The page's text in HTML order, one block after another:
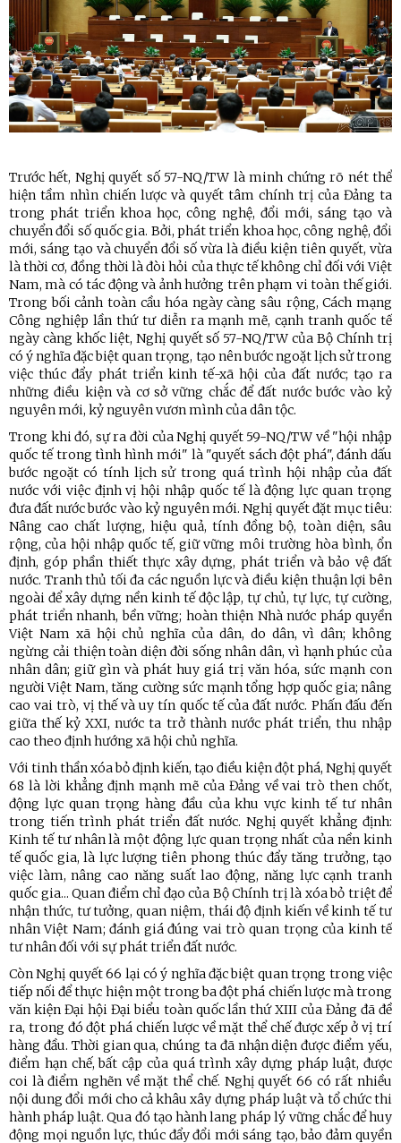
Trước hết, Nghị quyết số 57-NQ/TW là minh chứng rõ nét thể
hiện tầm nhìn chiến lược và quyết tâm chính trị của Đảng ta
trong phát triển khoa học, công nghệ, đổi mới, sáng tạo và
chuyển đổi số quốc gia. Bởi, phát triển khoa học, công nghệ, đổi
mới, sáng tạo và chuyển đổi số vừa là điều kiện tiên quyết, vừa
là thời cơ, đồng thời là đòi hỏi của thực tế không chỉ đối với Việt
Nam, mà có tác động và ảnh hưởng trên phạm vi toàn thế giới.
Trong bối cảnh toàn cầu hóa ngày càng sâu rộng, Cách mạng
Công nghiệp lần thứ tư diễn ra mạnh mẽ, cạnh tranh quốc tế
ngày càng khốc liệt, Nghị quyết số 57-NQ/TW của Bộ Chính trị
có ý nghĩa đặc biệt quan trọng, tạo nên bước ngoặt lịch sử trong
việc thúc đẩy phát triển kinh tế-xã hội của đất nước; tạo ra
những điều kiện và cơ sở vững chắc để đất nước bước vào kỷ
nguyên mới, kỷ nguyên vươn mình của dân tộc.
Trong khi đó, sự ra đời của Nghị quyết 59-NQ/TW về "hội nhập
quốc tế trong tình hình mới" là "quyết sách đột phá", đánh dấu
bước ngoặt có tính lịch sử trong quá trình hội nhập của đất
nước với việc định vị hội nhập quốc tế là động lực quan trọng
đưa đất nước bước vào kỷ nguyên mới. Nghị quyết đặt mục tiêu:
Nâng cao chất lượng, hiệu quả, tính đồng bộ, toàn diện, sâu
rộng, của hội nhập quốc tế, giữ vững môi trường hòa bình, ổn
định, góp phần thiết thực xây dựng, phát triển và bảo vệ đất
nước. Tranh thủ tối đa các nguồn lực và điều kiện thuận lợi bên
ngoài để xây dựng nền kinh tế độc lập, tự chủ, tự lực, tự cường,
phát triển nhanh, bền vững; hoàn thiện Nhà nước pháp quyền
Việt Nam xã hội chủ nghĩa của dân, do dân, vì dân; không
ngừng cải thiện toàn diện đời sống nhân dân, vì hạnh phúc của
nhân dân; giữ gìn và phát huy giá trị văn hóa, sức mạnh con
người Việt Nam, tăng cường sức mạnh tổng hợp quốc gia; nâng
cao vai trò, vị thế và uy tín quốc tế của đất nước. Phấn đấu đến
giữa thế kỷ XXI, nước ta trở thành nước phát triển, thu nhập
cao theo định hướng xã hội chủ nghĩa.
Với tinh thần xóa bỏ định kiến, tạo điều kiện đột phá, Nghị quyết
68 là lời khẳng định mạnh mẽ của Đảng về vai trò then chốt,
động lực quan trọng hàng đầu của khu vực kinh tế tư nhân
trong tiến trình phát triển đất nước. Nghị quyết khẳng định:
Kinh tế tư nhân là một động lực quan trọng nhất của nền kinh
tế quốc gia, là lực lượng tiên phong thúc đẩy tăng trưởng, tạo
việc làm, nâng cao năng suất lao động, năng lực cạnh tranh
quốc gia... Quan điểm chỉ đạo của Bộ Chính trị là xóa bỏ triệt để
nhận thức, tư tưởng, quan niệm, thái độ định kiến về kinh tế tư
nhân Việt Nam; đánh giá đúng vai trò quan trọng của kinh tế
tư nhân đối với sự phát triển đất nước.
Còn Nghị quyết 66 lại có ý nghĩa đặc biệt quan trọng trong việc
tiếp nối để thực hiện một trong ba đột phá chiến lược mà trong
văn kiện Đại hội Đại biểu toàn quốc lần thứ XIII của Đảng đã đề
ra, trong đó đột phá chiến lược về mặt thể chế được xếp ở vị trí
hàng đầu. Thời gian qua, chúng ta đã nhận diện được điểm yếu,
điểm hạn chế, bất cập của quá trình xây dựng pháp luật, được
coi là điểm nghẽn về mặt thể chế. Nghị quyết 66 có rất nhiều
nội dung đổi mới cho cả khâu xây dựng pháp luật và tổ chức thi
hành pháp luật. Qua đó tạo hành lang pháp lý vững chắc để huy
động mọi nguồn lực, thúc đẩy đổi mới sáng tạo, bảo đảm quyền